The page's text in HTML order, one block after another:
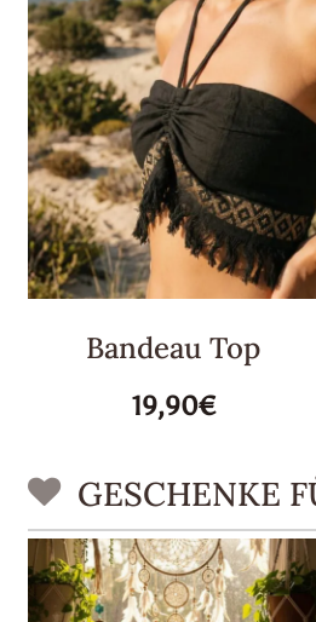
Bandeau Top
19,90€
GESCHENKE